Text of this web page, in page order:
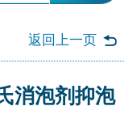
返回上一页
消泡剂抑泡